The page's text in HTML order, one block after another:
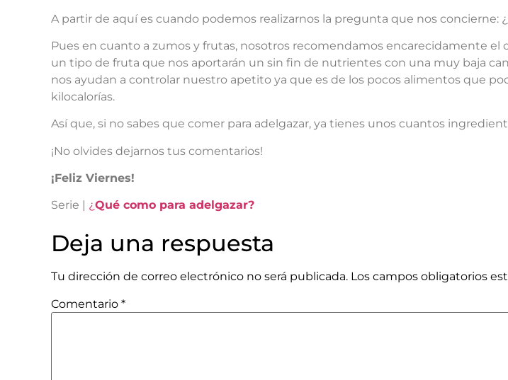
A partir de aquí es cuando podemos realizarnos la pregunta que nos concierne: ¿
Pues en cuanto a zumos y frutas, nosotros recomendamos encarecidamente
un tipo de fruta que nos aportarán un sin fin de nutrientes con una muy baja
nos ayudan a controlar nuestro apetito ya que es de los pocos alimentos que
kilocalorías.
Así que, si no sabes que comer para adelgazar, ya tienes unos cuantos
¡No olvides dejarnos tus comentarios!
¡Feliz Viernes!
Serie | ¿Qué como para adelgazar?
Deja una respuesta
Tu dirección de correo electrónico no será publicada. Los campos obligatorios
Comentario *